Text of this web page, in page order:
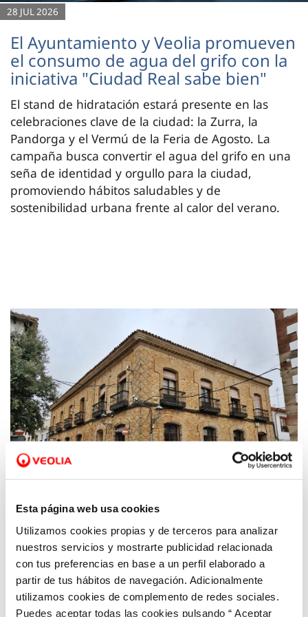
Esta página web usa cookies
Utilizamos cookies propias y de terceros para analizar
nuestros servicios y mostrarte publicidad relacionada
con tus preferencias en base a un perfil elaborado a
partir de tus hábitos de navegación. Adicionalmente
utilizamos cookies de complemento de redes sociales.
Puedes aceptar todas las cookies pulsando “ Aceptar
28 JUL 2026
El Ayuntamiento y Veolia promueven
el consumo de agua del grifo con la
iniciativa "Ciudad Real sabe bien"
El stand de hidratación estará presente en las
celebraciones clave de la ciudad: la Zurra, la
Pandorga y el Vermú de la Feria de Agosto. La
campaña busca convertir el agua del grifo en una
seña de identidad y orgullo para la ciudad,
promoviendo hábitos saludables y de
sostenibilidad urbana frente al calor del verano.
04 MAY 2024
El agua de Villahermosa cuenta con todas
las garantías sanitarias para su consumo
por la población